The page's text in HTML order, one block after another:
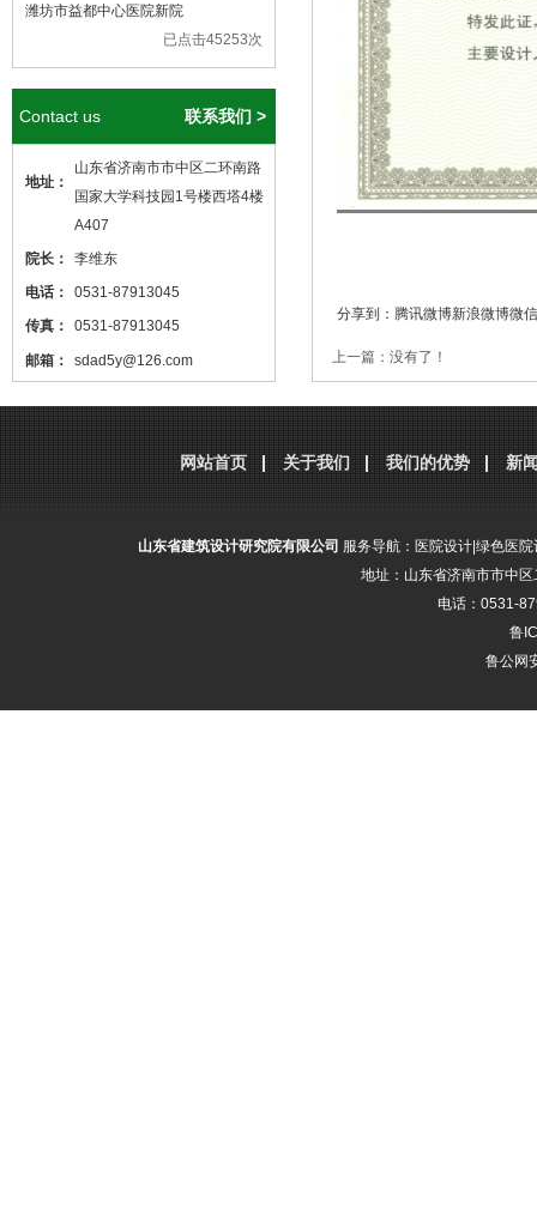
潍坊市益都中心医院新院
已点击45253次
Contact us 联系我们 >
地址：
山东省济南市市中区二环南路
国家大学科技园1号楼西塔4楼
A407
院长：
李维东
电话：
0531-87913045
传真：
0531-87913045
邮箱：
sdad5y@126.com
设计 ，本站网址
http://www.sdjzsj5y.com
，转载请标明出处！
分享到： 腾讯微博新浪微博微信
上一篇：没有了！
网站首页 关于我们 我们的优势 新
山东省建筑设计研究院有限公司 服务导航： 医院设计 绿色医院
地址：山东省济南市市中
电话：0531-
鲁
鲁公网